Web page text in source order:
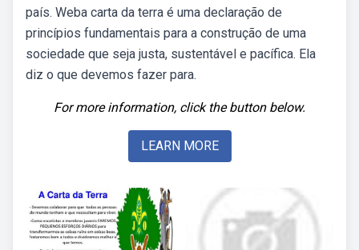
país. Weba carta da terra é uma declaração de
princípios fundamentais para a construção de uma
sociedade que seja justa, sustentável e pacífica. Ela
diz o que devemos fazer para.
For more information, click the button below.
LEARN MORE